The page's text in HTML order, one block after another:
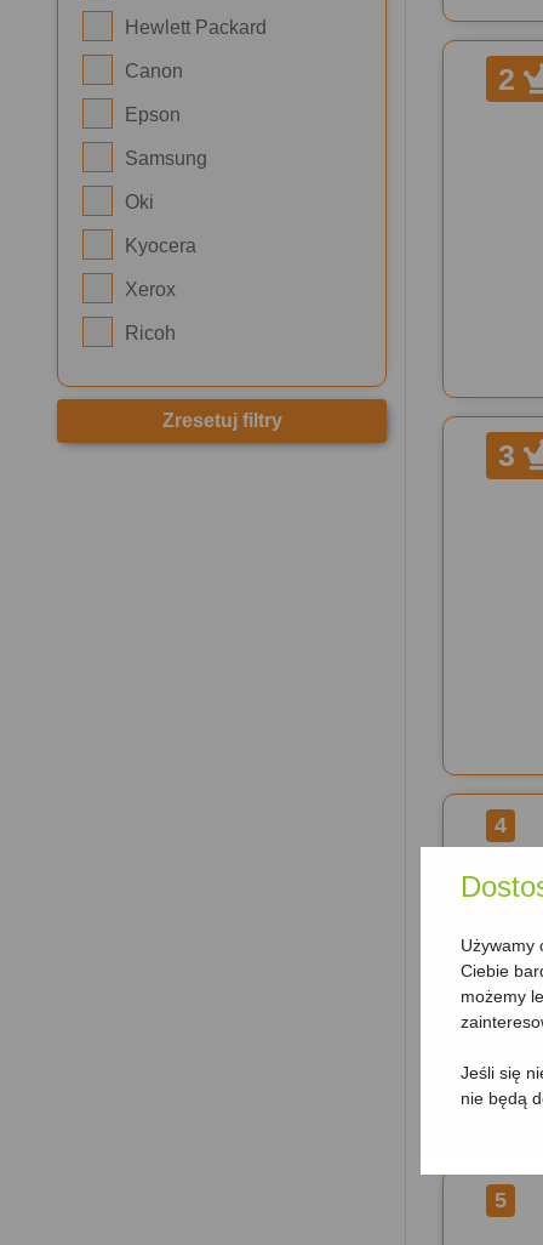
Używamy
Ciebie
możemy
Jeśli się
nie będą
Hewlett Packard
Canon
Epson
Samsung
Oki
Kyocera
Xerox
Ricoh
Zresetuj filtry
2
3
4
5